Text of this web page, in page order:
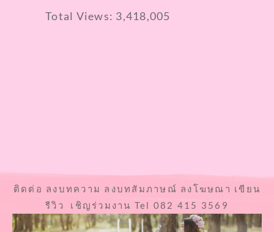
Total Views: 3,418,005
ติดต่อ ลงบทความ ลงบทสัมภาษณ์ ลงโฆษณา เขียน
รีวิว เชิญร่วมงาน Tel 082 415 3569